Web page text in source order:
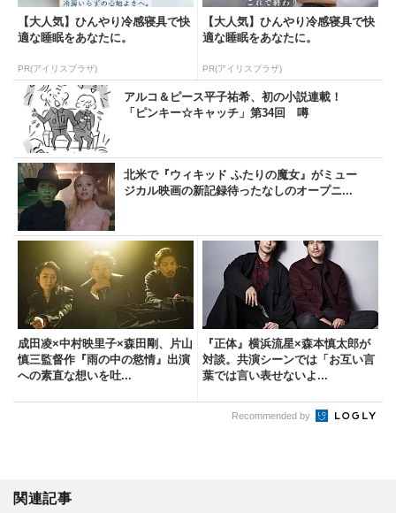
【大人気】ひんやり冷感寝具で快
適な睡眠をあなたに。
PR(アイリスプラザ)
【大人気】ひんやり冷感寝具で快
適な睡眠をあなたに。
PR(アイリスプラザ)
アルコ＆ピース平子祐希、初の小説連載！
「ピンキー☆キャッチ」第34回 噂
北米で『ウィキッド ふたりの魔女』がミュー
ジカル映画の新記録待ったなしのオープニ...
成田凌×中村映里子×森田剛、片山
慎三監督作『雨の中の慾情』出演
への素直な想いを吐...
『正体』横浜流星×森本慎太郎が
対談。共演シーンでは「お互い言
葉では言い表せないよ...
Recommended by
関連記事